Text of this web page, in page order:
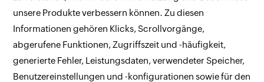
unsere Produkte verbessern können. Zu diesen
Informationen gehören Klicks, Scrollvorgänge,
abgerufene Funktionen, Zugriffszeit und -häufigkeit,
generierte Fehler, Leistungsdaten, verwendeter Speicher,
Benutzereinstellungen und -konfigurationen sowie für den